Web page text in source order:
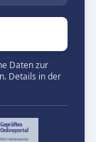
Daten zur
Details in der